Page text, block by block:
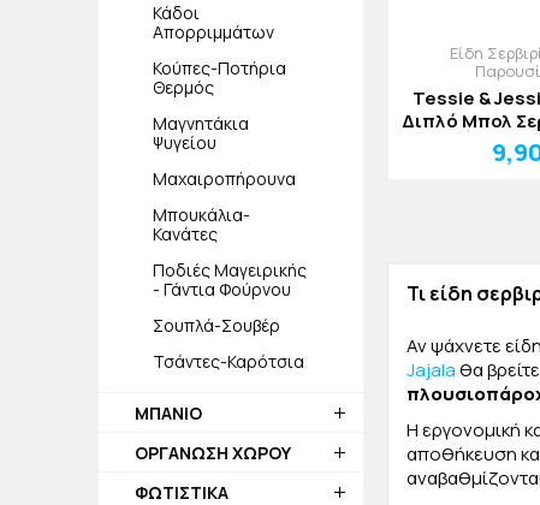
Είδη
Tessie &
Διπλό Μπολ
Ξηρών
Τι είδη
Αν ψάχνετε
Jajalaθα
Η εργονομική
αποθήκευση
Κάδοι
Απορριμμάτων
Κούπες-Ποτήρια
Θερμός
Μαγνητάκια
Ψυγείου
Μαχαιροπήρουνα
Μπουκάλια-
Κανάτες
Ποδιές Μαγειρικής
- Γάντια Φούρνου
Σουπλά-Σουβέρ
Τσάντες-Καρότσια
ΜΠΑΝΙΟ
ΟΡΓΑΝΩΣΗ ΧΩΡΟΥ
ΦΩΤΙΣΤΙΚΑ